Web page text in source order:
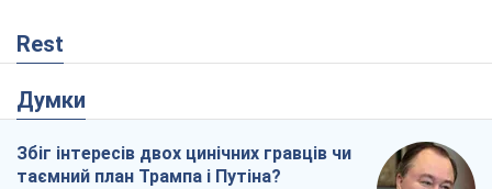
Rest
Думки
Збіг інтересів двох цинічних гравців чи
таємний план Трампа і Путіна?